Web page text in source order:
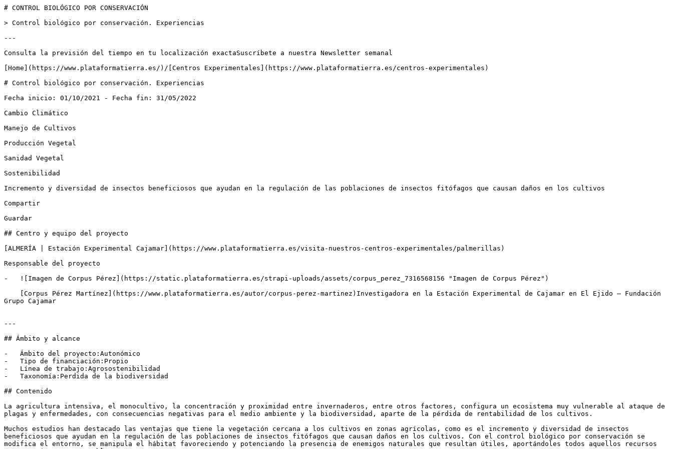
# CONTROL BIOLÓGICO POR CONSERVACIÓN
> Control biológico por conservación. Experiencias
---
Consulta la previsión del tiempo en tu localización exactaSuscríbete a nuestra Newsletter semanal
[Home](https://www.plataformatierra.es/)/[Centros Experimentales](https://www.plataformatierra.es/centros-experimentales)
# Control biológico por conservación. Experiencias
Fecha inicio: 01/10/2021 - Fecha fin: 31/05/2022
Cambio Climático
Manejo de Cultivos
Producción Vegetal
Sanidad Vegetal
Sostenibilidad
Incremento y diversidad de insectos beneficiosos que ayudan en la regulación de las poblaciones de insectos fitófagos que causan daños en los cultivos
Compartir
Guardar
## Centro y equipo del proyecto
[ALMERÍA | Estación Experimental Cajamar](https://www.plataformatierra.es/visita-nuestros-centros-experimentales/palmerillas)
Responsable del proyecto
-   ![Imagen de Corpus Pérez](https://static.plataformatierra.es/strapi-uploads/assets/corpus_perez_7316568156 "Imagen de Corpus Pérez")
Grupo Cajamar
---
## Ámbito y alcance
-   Ámbito del proyecto:Autonómico
-   Tipo de financiación:Propio
-   Línea de trabajo:Agrosostenibilidad
-   Taxonomía:Perdida de la biodiversidad
## Contenido
La agricultura intensiva, el monocultivo, la concentración y proximidad entre invernaderos, entre otros factores, configura un ecosistema muy vulnerable al ataque de
plagas y enfermedades, con consecuencias negativas para el medio ambiente y la biodiversidad, aparte de la pérdida de rentabilidad de los cultivos.
Muchos estudios han destacado las ventajas que tiene la vegetación cercana a los cultivos en zonas agrícolas, como es el incremento y diversidad de insectos
beneficiosos que ayudan en la regulación de las poblaciones de insectos fitófagos que causan daños en los cultivos. Con el control biológico por conservación se
modifica el entorno, se manipula el hábitat favoreciendo y potenciando la presencia de enemigos naturales que resultan útiles, aportándoles todos aquellos recursos